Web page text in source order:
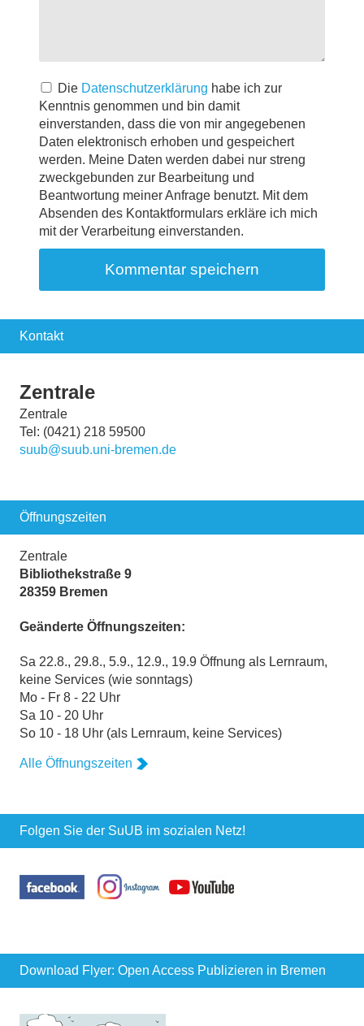
Die Datenschutzerklärung habe ich zur
Kenntnis genommen und bin damit
einverstanden, dass die von mir angegebenen
Daten elektronisch erhoben und gespeichert
werden. Meine Daten werden dabei nur streng
zweckgebunden zur Bearbeitung und
Beantwortung meiner Anfrage benutzt. Mit dem
Absenden des Kontaktformulars erkläre ich mich
mit der Verarbeitung einverstanden.
Kontakt
Zentrale
Zentrale
Tel: (0421) 218 59500
suub@suub.uni-bremen.de
Öffnungszeiten
Zentrale
Bibliothekstraße 9
28359 Bremen
Geänderte Öffnungszeiten:
Sa 22.8., 29.8., 5.9., 12.9., 19.9 Öffnung als Lernraum,
keine Services (wie sonntags)
Mo - Fr 8 - 22 Uhr
Sa 10 - 20 Uhr
So 10 - 18 Uhr (als Lernraum, keine Services)
Alle Öffnungszeiten
Folgen Sie der SuUB im sozialen Netz!
Download Flyer: Open Access Publizieren in Bremen